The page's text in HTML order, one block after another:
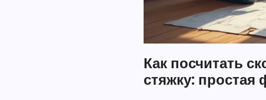
Как посчитать
стяжку: